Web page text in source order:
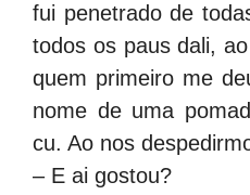
fui penetrado de
todos os paus dali,
quem primeiro me
nome de uma
cu. Ao nos
– E ai gostou?